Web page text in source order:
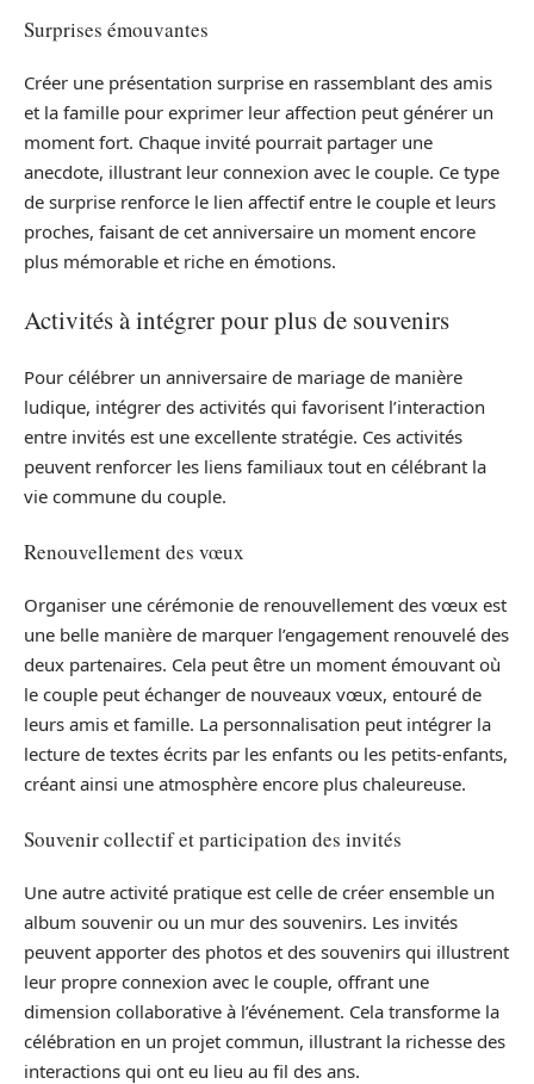
Surprises émouvantes
Créer une présentation surprise en rassemblant des amis
et la famille pour exprimer leur affection peut générer un
moment fort. Chaque invité pourrait partager une
anecdote, illustrant leur connexion avec le couple. Ce type
de surprise renforce le lien affectif entre le couple et leurs
proches, faisant de cet anniversaire un moment encore
plus mémorable et riche en émotions.
Activités à intégrer pour plus de souvenirs
Pour célébrer un anniversaire de mariage de manière
ludique, intégrer des activités qui favorisent l’interaction
entre invités est une excellente stratégie. Ces activités
peuvent renforcer les liens familiaux tout en célébrant la
vie commune du couple.
Renouvellement des vœux
Organiser une cérémonie de renouvellement des vœux est
une belle manière de marquer l’engagement renouvelé des
deux partenaires. Cela peut être un moment émouvant où
le couple peut échanger de nouveaux vœux, entouré de
leurs amis et famille. La personnalisation peut intégrer la
lecture de textes écrits par les enfants ou les petits-enfants,
créant ainsi une atmosphère encore plus chaleureuse.
Souvenir collectif et participation des invités
Une autre activité pratique est celle de créer ensemble un
album souvenir ou un mur des souvenirs. Les invités
peuvent apporter des photos et des souvenirs qui illustrent
leur propre connexion avec le couple, offrant une
dimension collaborative à l’événement. Cela transforme la
célébration en un projet commun, illustrant la richesse des
interactions qui ont eu lieu au fil des ans.